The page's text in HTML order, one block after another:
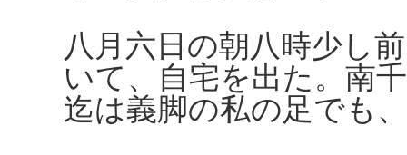
八月六日の朝八時少し
いて、自宅を出た。南
迄は義脚の私の足でも